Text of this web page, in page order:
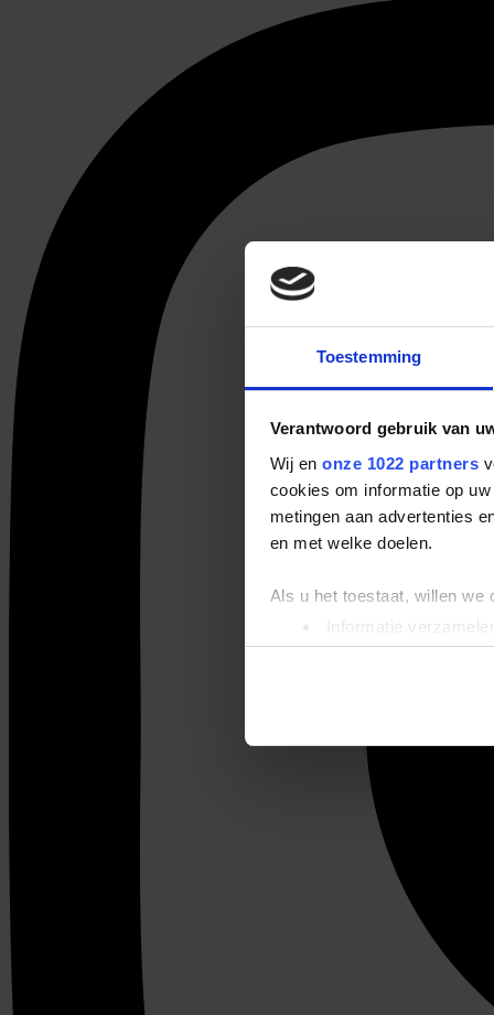
Toestemming
Verantwoord gebruik van
Wij en onze 1022 partners
cookies om informatie op
metingen aan advertenties
en met welke doelen.
Als u het toestaat, willen we
Informatie
Uw apparaat
Lees meer over hoe uw
We gebruiken cookies om
websiteverkeer te
media, adverteren en
verstrekt of die ze hebben